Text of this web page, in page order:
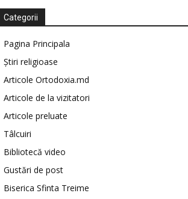
Categorii
Pagina Principala
Știri religioase
Articole Ortodoxia.md
Articole de la vizitatori
Articole preluate
Tâlcuiri
Bibliotecă video
Gustări de post
Biserica Sfinta Treime